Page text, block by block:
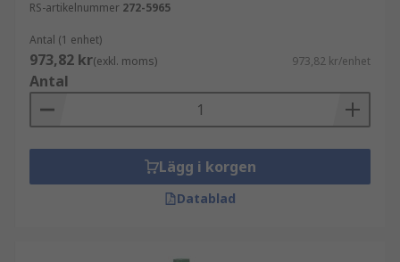
RS-artikelnummer 272-5965
Antal (1 enhet)
973,82 kr(exkl. moms) 973,82 kr/enhet
Antal
Lägg i korgen
Datablad